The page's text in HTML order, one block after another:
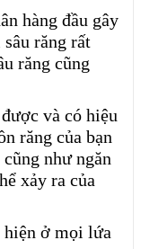
hàng đầu gây
răng rất
răng cũng
và có hiệu
răng của bạn
như ngăn
xảy ra của
hiện ở mọi lứa